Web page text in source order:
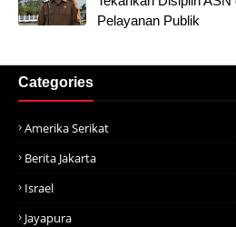
Pelayanan Publik
Categories
Amerika Serikat
Berita Jakarta
Israel
Jayapura